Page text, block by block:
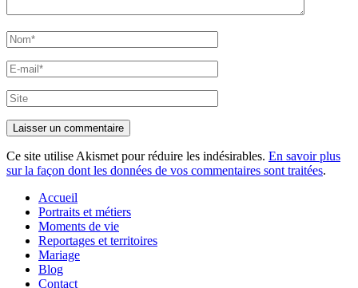
Nom*
E-
mail*
Site
Ce site utilise Akismet pour réduire les indésirables. En savoir plus
sur la façon dont les données de vos commentaires sont traitées.
Accueil
Portraits et métiers
Moments de vie
Reportages et territoires
Mariage
Blog
Contact